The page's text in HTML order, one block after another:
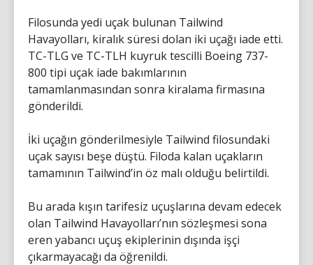
Filosunda yedi uçak bulunan Tailwind
Havayolları, kiralık süresi dolan iki uçağı iade etti.
TC-TLG ve TC-TLH kuyruk tescilli Boeing 737-
800 tipi uçak iade bakımlarının
tamamlanmasından sonra kiralama firmasına
gönderildi.
İki uçağın gönderilmesiyle Tailwind filosundaki
uçak sayısı beşe düştü. Filoda kalan uçakların
tamamının Tailwind’in öz malı olduğu belirtildi.
Bu arada kışın tarifesiz uçuşlarına devam edecek
olan Tailwind Havayolları’nın sözleşmesi sona
eren yabancı uçuş ekiplerinin dışında işçi
çıkarmayacağı da öğrenildi.